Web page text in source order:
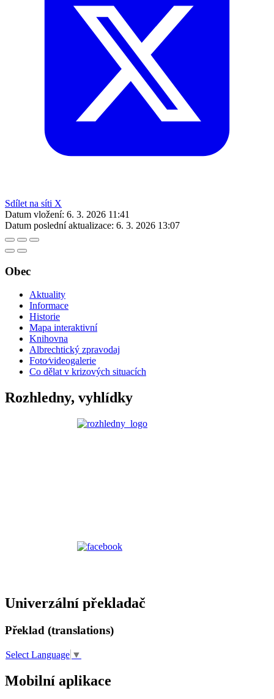
Sdílet na síti X
Datum vložení: 6. 3. 2026 11:41
Datum poslední aktualizace: 6. 3. 2026 13:07
Obec
Aktuality
Informace
Historie
Mapa interaktivní
Knihovna
Albrechtický zpravodaj
Foto⁄videogalerie
Co dělat v krizových situacích
Rozhledny, vyhlídky
Univerzální překladač
Překlad (translations)
Select Language ▼
Mobilní aplikace